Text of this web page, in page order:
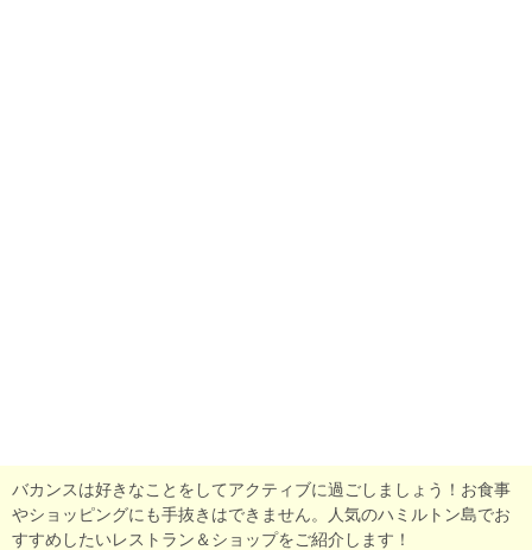
バカンスは好きなことをしてアクティブに過ごしましょう！お食事
やショッピングにも手抜きはできません。人気のハミルトン島でお
すすめしたいレストラン＆ショップをご紹介します！